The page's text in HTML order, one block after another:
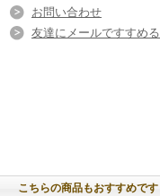
お問い合わせ
友達にメールですすめる
こちらの商品もおすすめです